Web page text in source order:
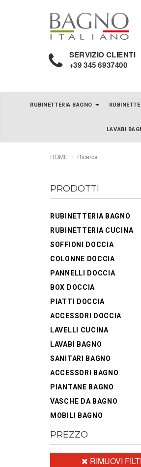
SERVIZIO CLIENTI
+39 345 6937400
RUBINETTERIA BAGNO
LAVABI
HOME Ricerca
PRODOTTI
RUBINETTERIA BAGNO
RUBINETTERIA CUCINA
SOFFIONI DOCCIA
COLONNE DOCCIA
PANNELLI DOCCIA
BOX DOCCIA
PIATTI DOCCIA
ACCESSORI DOCCIA
LAVELLI CUCINA
LAVABI BAGNO
SANITARI BAGNO
ACCESSORI BAGNO
PIANTANE BAGNO
VASCHE DA BAGNO
MOBILI BAGNO
PREZZO
RIMUOVI